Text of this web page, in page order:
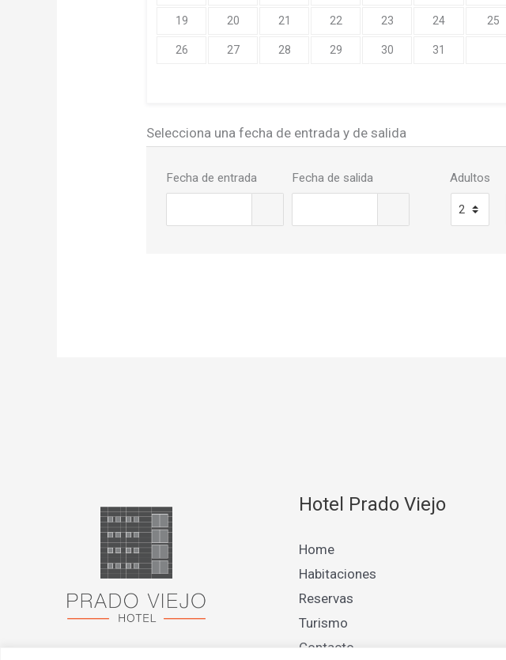
19 20 21 22 23 24 25
26 27 28 29 30 31
Selecciona una fecha de entrada y de salida
Fecha de entrada Fecha de salida Adultos
Hotel Prado Viejo
Home
Habitaciones
Reservas
Turismo
Contacto